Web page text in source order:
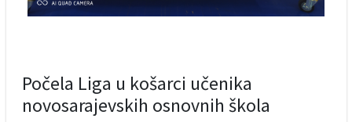
Počela Liga u košarci učenika
novosarajevskih osnovnih škola